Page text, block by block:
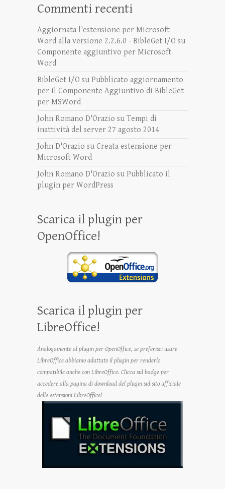
Commenti recenti
Aggiornata l'estensione per Microsoft
Word alla versione 2.2.6.0 - BibleGet I/O su
Componente aggiuntivo per Microsoft
Word
BibleGet I/O su Pubblicato aggiornamento
per il Componente Aggiuntivo di BibleGet
per MSWord
John Romano D'Orazio su Tempi di
inattività del server 27 agosto 2014
John D'Orazio su Creata estensione per
Microsoft Word
John Romano D'Orazio su Pubblicato il
plugin per WordPress
Scarica il plugin per
OpenOffice!
Scarica il plugin per
LibreOffice!
Analogamente al plugin per OpenOffice, se preferisci usare
LibreOffice abbiamo adattato il plugin per renderlo
compatibile anche con LibreOffice. Clicca sul badge per
accedere alla pagina di download del plugin sul sito ufficiale
delle estensioni LibreOffice!